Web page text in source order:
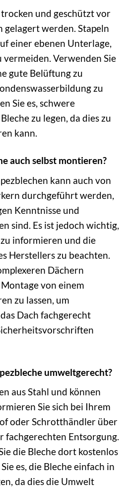
und geschützt vor
werden. Stapeln
einer ebenen Unterlage,
Verwenden Sie
gute Belüftung zu
zu
Sie es, schwere
zu legen, da dies zu
kann.
auch selbst montieren?
kann auch von
durchgeführt werden,
Kenntnisse und
sind. Es ist jedoch wichtig,
informieren und die
Herstellers zu beachten.
Dächern
von einem
zu lassen, um
Dach fachgerecht
umweltgerecht?
aus Stahl und können
Sie sich bei Ihrem
oder Schrotthändler über
fachgerechten Entsorgung.
die Bleche dort kostenlos
es, die Bleche einfach in
da dies die Umwelt